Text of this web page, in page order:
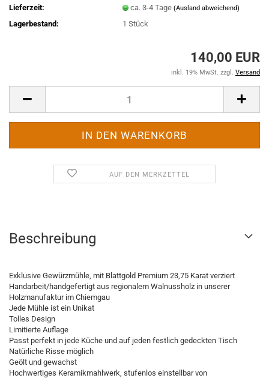
Lieferzeit:
ca. 3-4 Tage(Ausland abweichend)
Lagerbestand: 1Stück
140,00 EUR
inkl. 19% MwSt. zzgl. Versand
AUF DEN MERKZETTEL
Beschreibung
Exklusive Gewürzmühle, mit Blattgold Premium 23,75 Karat verziert
Handarbeit/handgefertigt aus regionalem Walnussholz in unserer
Holzmanufaktur im Chiemgau
Jede Mühle ist ein Unikat
Tolles Design
Limitierte Auflage
Passt perfekt in jede Küche und auf jeden festlich gedeckten Tisch
Natürliche Risse möglich
Geölt und gewachst
Hochwertiges Keramikmahlwerk, stufenlos einstellbar von